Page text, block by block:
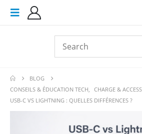
BLOG
CONSEILS & ÉDUCATION TECH, CHARGE &
USB-C VS LIGHTNING : QUELLES DIFFÉRENCES ?